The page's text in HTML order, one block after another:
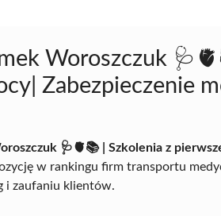
Woroszczuk
Zabezpieczenie
🩺🫀📚 | Szkolenia z
w rankingu firm transportu
i zaufaniu klientów.